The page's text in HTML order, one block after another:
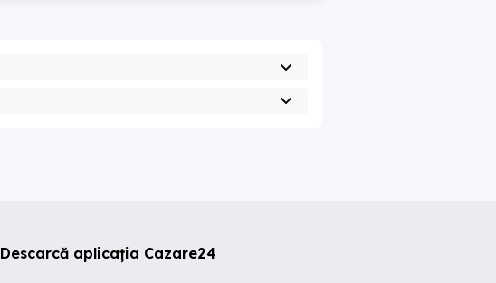
Descarcă aplicația Cazare24